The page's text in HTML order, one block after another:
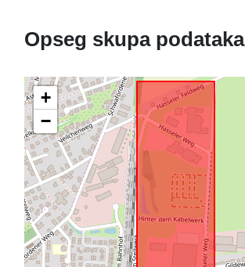
Opseg skupa podataka
+
−